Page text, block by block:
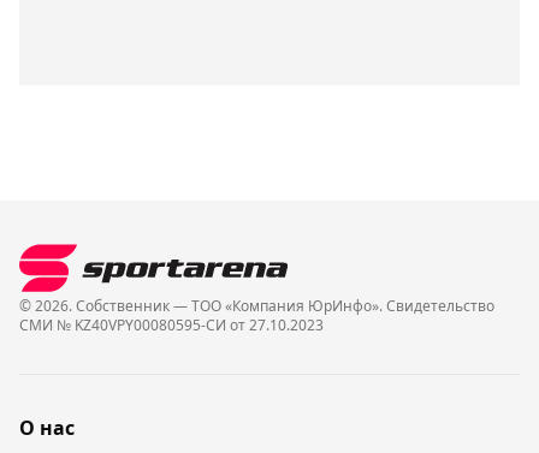
© 2026. Собственник — ТОО «Компания ЮрИнфо». Cвидетельство
СМИ № KZ40VPY00080595-СИ от 27.10.2023
О нас